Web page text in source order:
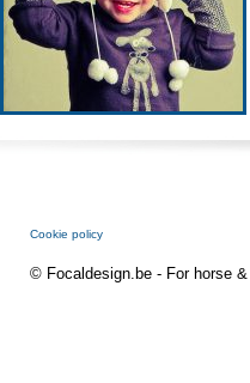
Cookie policy
© Focaldesign.be - For horse